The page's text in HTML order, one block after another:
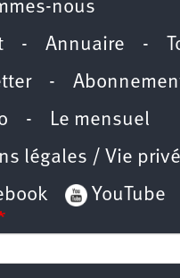
nous
- Annuaire -
-
- Le mensuel
légales / Vie
YouTube